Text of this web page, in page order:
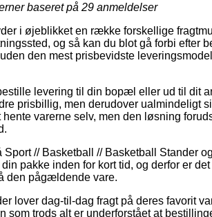
baseret på 29 anmeldelser
i øjeblikket en række forskellige
og så kan du blot gå forbi efter
den mest prisbevidste
levering til din bopæl eller ud til dit
prisbillig, men derudover ualmindeligt
varerne selv, men den løsning
Sport // Basketball // Basketball Stander
pakke inden for kort tid, og derfor er
den pågældende vare.
lover dag-til-dag fragt på deres favorit
som trods alt er underforstået at